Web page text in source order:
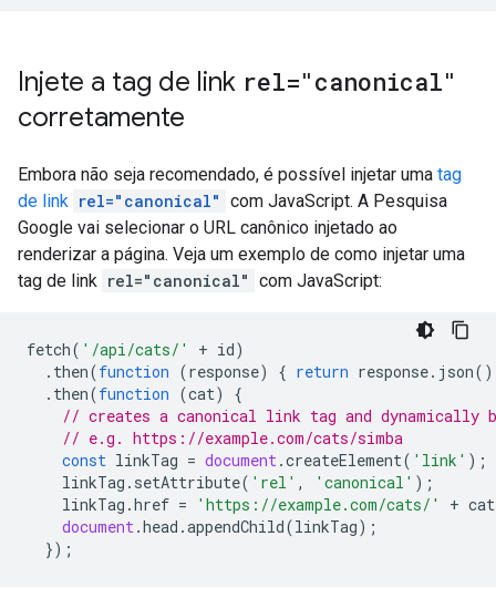
Injete a tag de link rel="canonical"
corretamente
Embora não seja recomendado, é possível injetar uma tag
de link rel="canonical" com JavaScript. A Pesquisa
Google vai selecionar o URL canônico injetado ao
renderizar a página. Veja um exemplo de como injetar uma
tag de link rel="canonical" com JavaScript:
fetch( '/api/cats/' + id)
. then(function (response) { return response. json
. then(function (cat)
{
// creates a canonical link tag and dynamically
// e.g. https://example.com/cats/simba
const linkTag = document.createElement( 'link' );
linkTag . setAttribute( 'rel' , 'canonical' );
linkTag .href = 'https://example.com/cats/' + cat
document.head .appendChild(linkTag);
});